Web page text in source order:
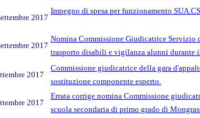
2017
Impegno di spesa per funzionamento SUA.CS
2017
Nomina Commissione Giudicatrice Servizio
trasporto disabili e vigilanza alunni durante
2017
Commissione giudicatrice della gara
sostituzione componente esperto.
2017
Errata corrige nomina Commissione
scuola secondaria di primo grado di